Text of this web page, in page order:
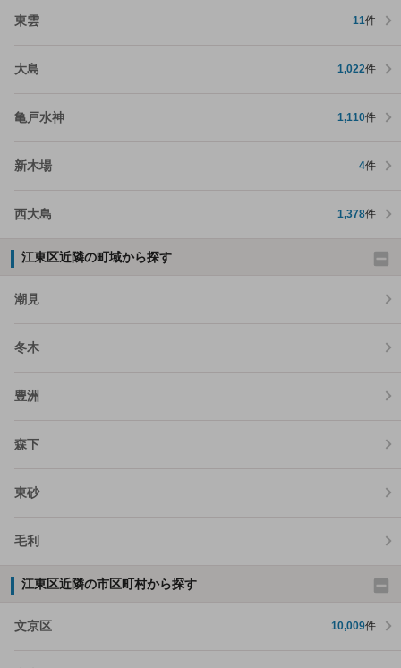
東雲 11件
大島 1,022件
亀戸水神 1,110件
新木場 4件
西大島 1,378件
江東区近隣の町域から探す
潮見
冬木
豊洲
森下
東砂
毛利
江東区近隣の市区町村から探す
文京区 10,009件